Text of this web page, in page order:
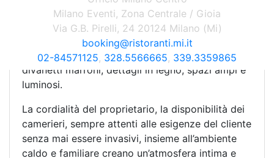
due sale dai colori sobri e delicati e un
meraviglioso dehors aperto nelle calde giornate
estive. L’Arrigo è un ristorante dal sapore retrò
degli anni 30, arredato in tipico stile newyorkese:
divanetti marroni, dettagli in legno, spazi ampi e
luminosi.
La cordialità del proprietario, la disponibilità dei
camerieri, sempre attenti alle esigenze del cliente
senza mai essere invasivi, insieme all’ambiente
caldo e familiare creano un’atmosfera intima e
Milano Eventi, Zona Centrale / Gioia
Via G.B. Pirelli, 24 20124 Milano (Mi)
booking@ristoranti.mi.it
02-84571125, 328.5566665, 339.3359865